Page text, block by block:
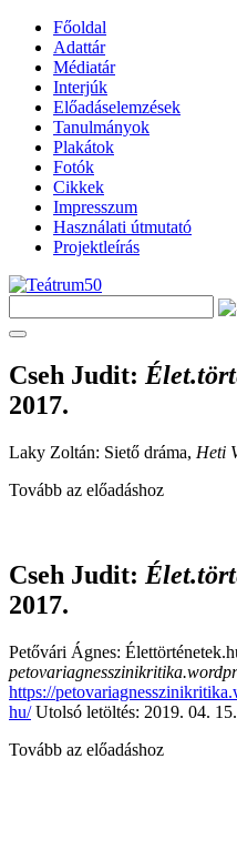
Főoldal
Adattár
Médiatár
Interjúk
Előadáselemzések
Tanulmányok
Plakátok
Fotók
Cikkek
Impresszum
Használati útmutató
Projektleírás
Cseh Judit:
2017.
Laky Zoltán: Siető dráma, Heti
Tovább az előadáshoz
Cseh Judit:
2017.
Petővári Ágnes:
https://
hu/Utolsó letöltés: 2019. 04. 15.
Tovább az előadáshoz